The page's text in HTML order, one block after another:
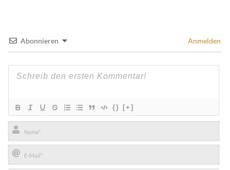
Abonnieren Anmelden
{} [+]
Name*